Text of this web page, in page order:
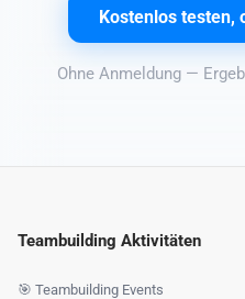
Kostenlos testen,
Ohne Anmeldung —
Teambuilding Aktivitäten
🎯 Teambuilding Events